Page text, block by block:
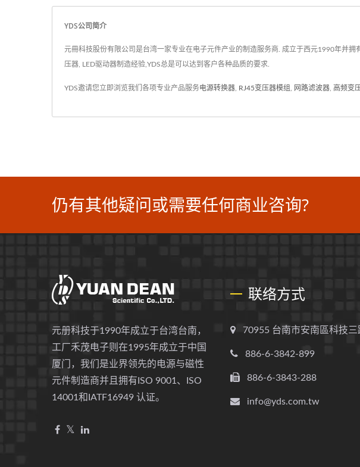
YDS公司简介
元冊科技股份有限公司是台湾一家专业在电子元件产业的制造服务商. 成立于西元1990年并
压器, LED驱动器制造经验,YDS总是可以达到客户各种品质的要求.
YDS邀请您立即浏览我们各项专业产品服务电源转换器, RJ45变压器模组 , 网路滤波器, 高频变
仍有其他疑问或需要任何商业咨询?
元册科技于1990年成立于台湾台南，
工厂禾茂电子则在1995年成立于中国
厦门，我们是业界领先的电源与磁性
元件制造商并且拥有ISO 9001、ISO
14001和IATF16949 认证。
联络方式
70955 台南市安南區科技三
886-6-3842-899
886-6-3843-288
info@yds.com.tw